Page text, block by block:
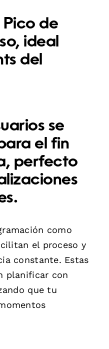
Pico de
ideal
del
se
el fin
perfecto
como
el proceso y
constante. Estas
planificar con
que tu